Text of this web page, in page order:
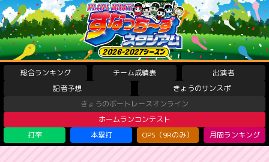
総合ランキング チーム成績表
出演者
記者予想
きょうのサンスポ
きょうのボートレースオンライン
ホームランコンテスト
打率
本塁打 OPS（9Rのみ） 月間ランキング